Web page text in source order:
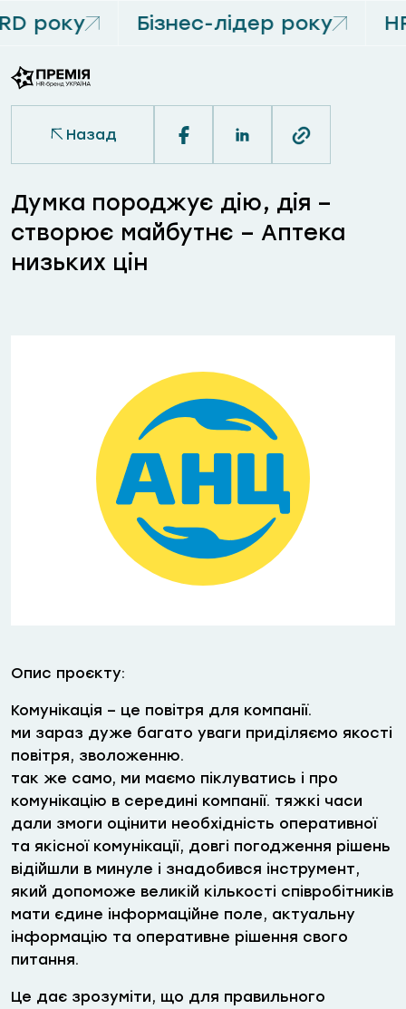
року Бізнес-лідер року
Назад
Думка породжує дію, дія –
створює майбутнє – Аптека
низьких цін
Опис проєкту:
Комунікація – це повітря для компанії.
ми зараз дуже багато уваги приділяємо якості
повітря, зволоженню.
так же само, ми маємо піклуватись і про
комунікацію в середині компанії. тяжкі часи
дали змоги оцінити необхідність оперативної
та якісної комунікації, довгі погодження рішень
відійшли в минуле і знадобився інструмент,
який допоможе великій кількості співробітників
мати єдине інформаційне поле, актуальну
інформацію та оперативне рішення свого
питання.
Це дає зрозуміти, що для правильного